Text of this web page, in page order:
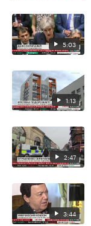
5:03
1:13
2:47
3:44